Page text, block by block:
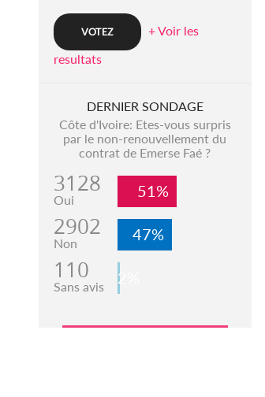
+ Voir les
resultats
DERNIER SONDAGE
Côte d'Ivoire: Etes-vous surpris
par le non-renouvellement du
contrat de Emerse Faé ?
3128
Oui 51%
2902
Non 47%
110
Sans avis 2%